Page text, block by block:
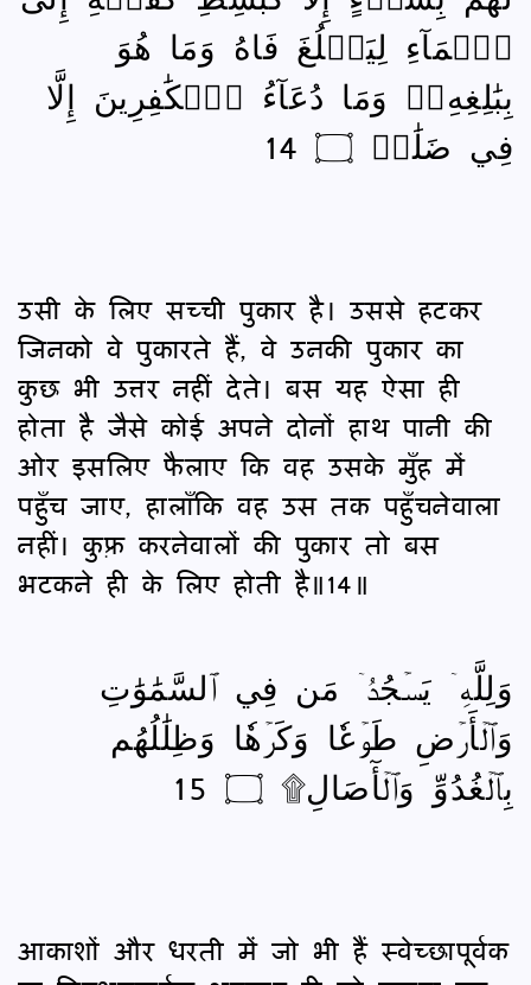
ٱلۡمَآءِ لِيَبۡلُغَ فَاهُ وَمَا هُوَ
بِبَٰلِغِهِۦۚ وَمَا دُعَآءُ ٱلۡكَٰفِرِينَ إِلَّا
فِي ضَلَٰلٖ ۝ 14
उसी के लिए सच्ची पुकार है। उससे हटकर
जिनको वे पुकारते हैं, वे उनकी पुकार का
कुछ भी उत्तर नहीं देते। बस यह ऐसा ही
होता है जैसे कोई अपने दोनों हाथ पानी की
ओर इसलिए फैलाए कि वह उसके मुँह में
पहुँच जाए, हालाँकि वह उस तक पहुँचनेवाला
नहीं। कुफ़्र करनेवालों की पुकार तो बस
भटकने ही के लिए होती है॥14॥
وَلِلَّهِۤ يَسۡجُدُۤ مَن فِي ٱلسَّمَٰوَٰتِ
وَٱلۡأَرۡضِ طَوۡعٗا وَكَرۡهٗا وَظِلَٰلُهُم
بِٱلۡغُدُوِّ وَٱلۡأٓصَالِ۩ ۝ 15
आकाशों और धरती में जो भी हैं स्वेच्छापूर्वक